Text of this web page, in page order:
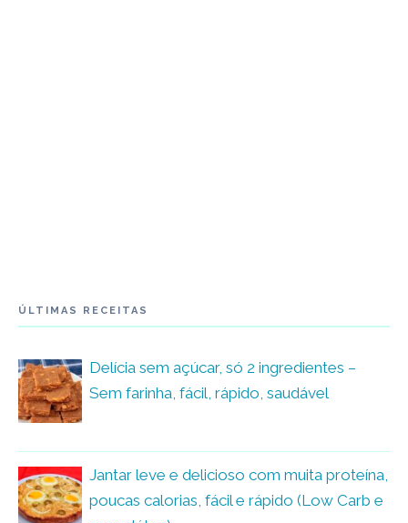
ÚLTIMAS RECEITAS
Delícia sem açúcar, só 2 ingredientes –
Sem farinha, fácil, rápido, saudável
Jantar leve e delicioso com muita proteína,
poucas calorias, fácil e rápido (Low Carb e